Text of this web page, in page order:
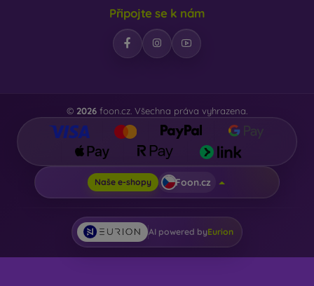
Připojte se k nám
© 2026 foon.cz. Všechna práva vyhrazena.
Naše e-shopy Foon.cz
AI powered byEurion